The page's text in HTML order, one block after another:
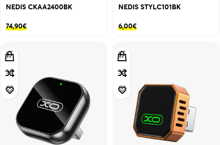
NEDIS CKAA2400BK
74,90€
NEDIS STYLC101BK
6,00€